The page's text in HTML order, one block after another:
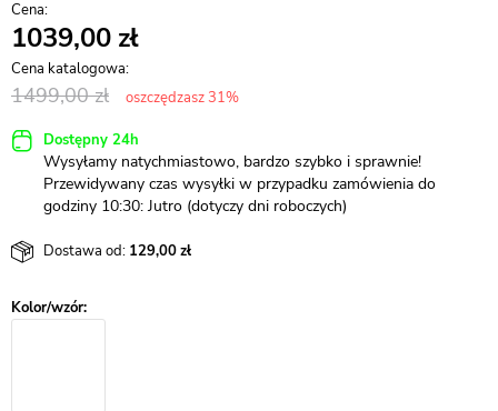
1039,00
1499,00 oszczędzasz 31%
Dostępny 24h
Wysyłamy natychmiastowo, bardzo szybko i sprawnie!
Przewidywany czas wysyłki w przypadku zamówienia do
godziny 10:30: Jutro (dotyczy dni roboczych)
Dostawa od: 129,00